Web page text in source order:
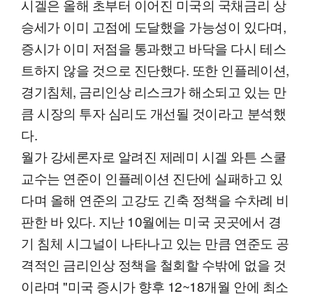
시겔은 올해 초부터 이어진 미국의 국채금리 상
승세가 이미 고점에 도달했을 가능성이 있다며,
증시가 이미 저점을 통과했고 바닥을 다시 테스
트하지 않을 것으로 진단했다. 또한 인플레이션,
경기침체, 금리인상 리스크가 해소되고 있는 만
큼 시장의 투자 심리도 개선될 것이라고 분석했
다.
월가 강세론자로 알려진 제레미 시겔 와튼 스쿨
교수는 연준이 인플레이션 진단에 실패하고 있
다며 올해 연준의 고강도 긴축 정책을 수차례 비
판한 바 있다. 지난 10월에는 미국 곳곳에서 경
기 침체 시그널이 나타나고 있는 만큼 연준도 공
격적인 금리인상 정책을 철회할 수밖에 없을 것
이라며 "미국 증시가 향후 12~18개월 안에 최소